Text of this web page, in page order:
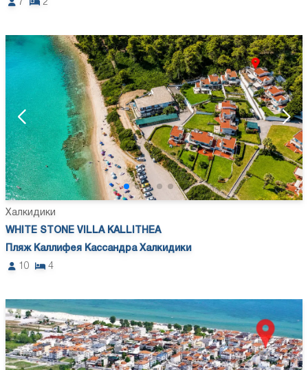
7
2
Халкидики
WHITE STONE VILLA KALLITHEA
Пляж Каллифея Кассандра Халкидики
10
4